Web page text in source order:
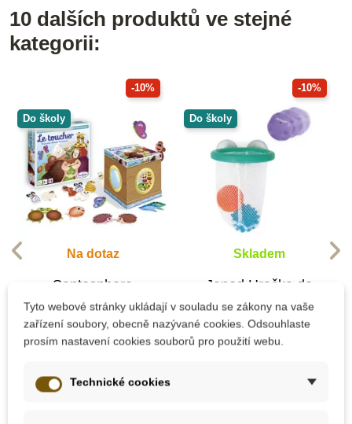
10 dalších produktů ve stejné
kategorii:
-10%
Do školy
Na dotaz
Sentosphere
Smyslová hra - Hmat
Zobrazit detail
-10%
Do školy
Skladem
Janod Hračka do
vody - Basketbalový
košík s míčky
Tyto webové stránky ukládají v souladu se zákony na vaše
zařízení soubory, obecně nazývané cookies. Odsouhlaste
prosím nastavení cookies souborů pro použití webu.
Technické cookies